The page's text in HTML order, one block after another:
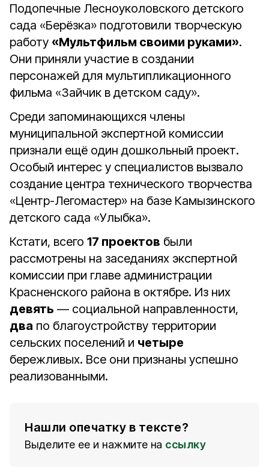
Подопечные Лесноуколовского детского
сада «Берёзка» подготовили творческую
работу «Мультфильм своими руками».
Они приняли участие в создании
персонажей для мультипликационного
фильма «Зайчик в детском саду».
Среди запоминающихся члены
муниципальной экспертной комиссии
признали ещё один дошкольный проект.
Особый интерес у специалистов вызвало
создание центра технического творчества
«Центр-Легомастер» на базе Камызинского
детского сада «Улыбка».
Кстати, всего 17 проектов были
рассмотрены на заседаниях экспертной
комиссии при главе администрации
Красненского района в октябре. Из них
девять — социальной направленности,
два по благоустройству территории
сельских поселений и четыре
бережливых. Все они признаны успешно
реализованными.
Нашли опечатку в тексте?
Выделите ее и нажмите на ссылку